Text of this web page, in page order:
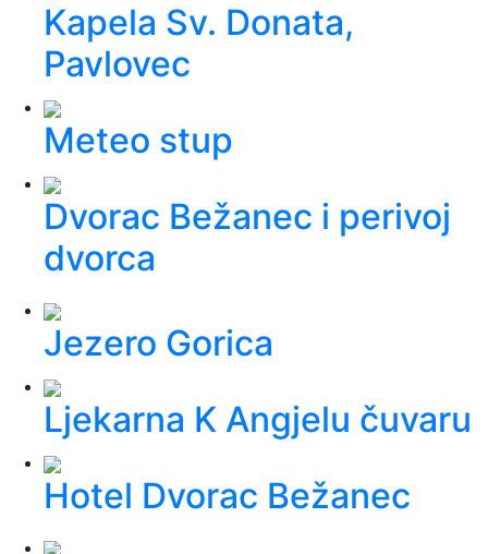
Kapela Sv. Donata,
Pavlovec
Meteo stup
Dvorac Bežanec i perivoj
dvorca
Jezero Gorica
Ljekarna K Angjelu čuvaru
Hotel Dvorac Bežanec